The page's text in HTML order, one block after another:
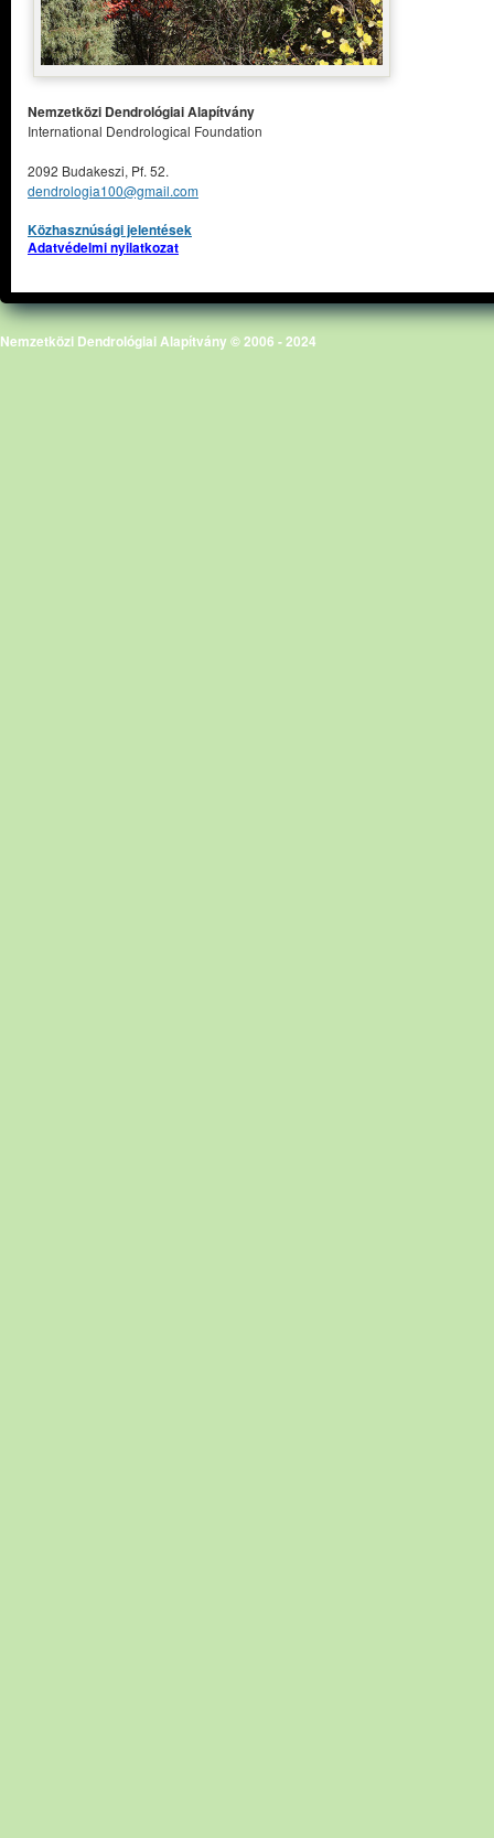
Nemzetközi Dendrológiai Alapítvány
International Dendrological Foundation
2092 Budakeszi, Pf. 52.
dendrologia100@gmail.com
Közhasznúsági jelentések
Adatvédelmi nyilatkozat
Nemzetközi Dendrológiai Alapítvány © 2006 - 2024